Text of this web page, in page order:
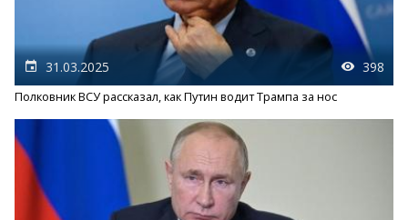
31.03.2025 398
Полковник ВСУ рассказал, как Путин водит Трампа за нос